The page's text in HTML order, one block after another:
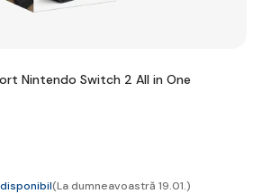
Nintendo Switch 2 All in One
(La dumneavoastră 19.01.)